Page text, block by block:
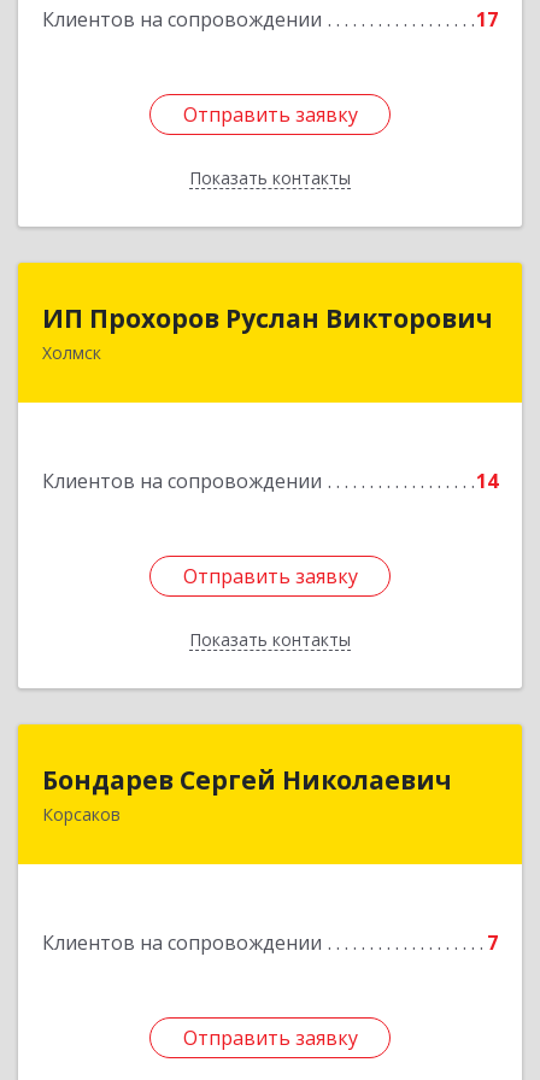
Клиентов на сопровождении 17
Отправить заявку
Показать контакты
Отправить заявку
Назад
ИП Прохоров Руслан Викторович
Холмск
Клиентов на сопровождении 14
Отправить заявку
Показать контакты
694620, Сахалинская обл, Холмский р-н, Холмск
Отправить заявку
Назад
Бондарев Сергей Николаевич
Корсаков
Клиентов на сопровождении 7
Отправить заявку
Бондарев Сергей Николаевич
Отправить заявку